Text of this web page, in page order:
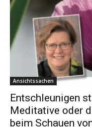
Ansichtssachen
Entschleunigen
Meditative oder
beim Schauen